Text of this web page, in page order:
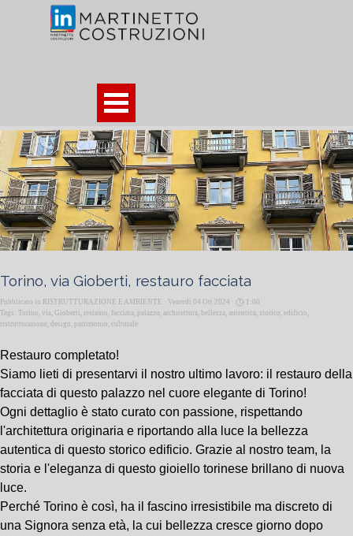
Vai ai contenuti
Salta menù
Torino, via Gioberti, restauro facciata
Pubblicato in RISTRUTTURAZIONE E AMBIENTE · Venerdì 04 Ott 2024 ·
1:00
Tags: Torino via Gioberti restauro facciata palazzo architettura bellezza autentica storico edificio
ristrutturazione design patrimonio culturale
Restauro completato!
Siamo lieti di presentarvi il nostro ultimo lavoro: il restauro della
facciata di questo palazzo nel cuore elegante di Torino!
Ogni dettaglio è stato curato con passione, rispettando
l'architettura originaria e riportando alla luce la bellezza
autentica di questo storico edificio. Grazie al nostro team, la
storia e l'eleganza di questo gioiello torinese brillano di nuova
luce.
Perché Torino è così, ha il fascino irresistibile ma discreto di
una Signora senza età, la cui bellezza cresce giorno dopo